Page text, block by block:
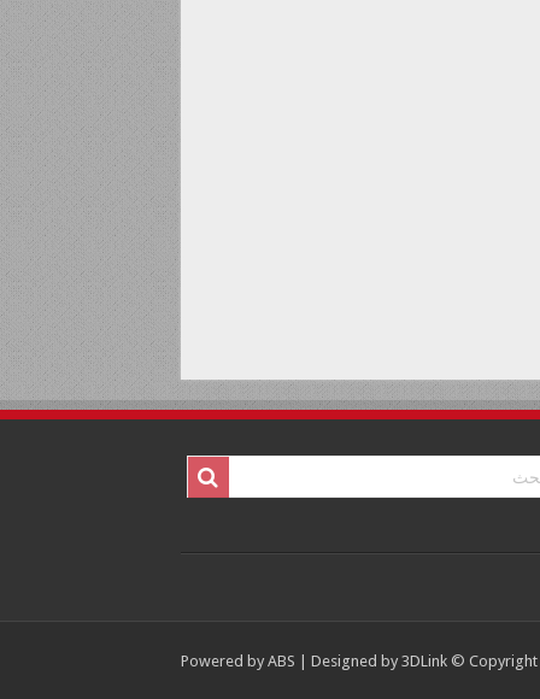
Powered by ABS | Designed by 3DLink© Copyright